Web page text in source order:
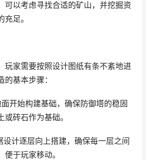
可以考虑寻找合适的矿山，并挖掘资
足。
玩家需要按照设计图纸有条不紊地进
基本步骤：
开始构建基础，确保防御塔的稳固
砖石作为基础。
计逐层向上搭建，确保每一层之间
于玩家移动。